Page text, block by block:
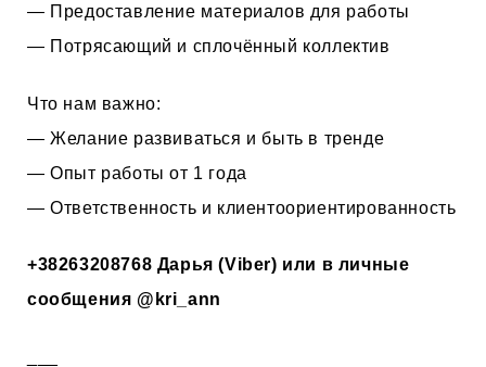
— Предоставление материалов для работы
— Потрясающий и сплочённый коллектив
Что нам важно:
— Желание развиваться и быть в тренде
— Опыт работы от 1 года
— Ответственность и клиентоориентированность
+38263208768 Дарья (Viber) или в личные
сообщения @kri_ann